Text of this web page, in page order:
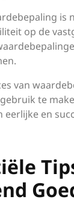
op de
van
te
eerlijke en